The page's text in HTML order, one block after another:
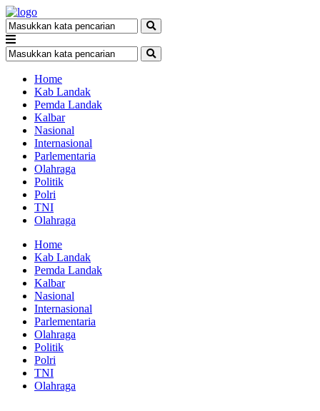
Home
Kab Landak
Pemda Landak
Kalbar
Nasional
Internasional
Parlementaria
Olahraga
Politik
Polri
TNI
Olahraga
Home
Kab Landak
Pemda Landak
Kalbar
Nasional
Internasional
Parlementaria
Olahraga
Politik
Polri
TNI
Olahraga